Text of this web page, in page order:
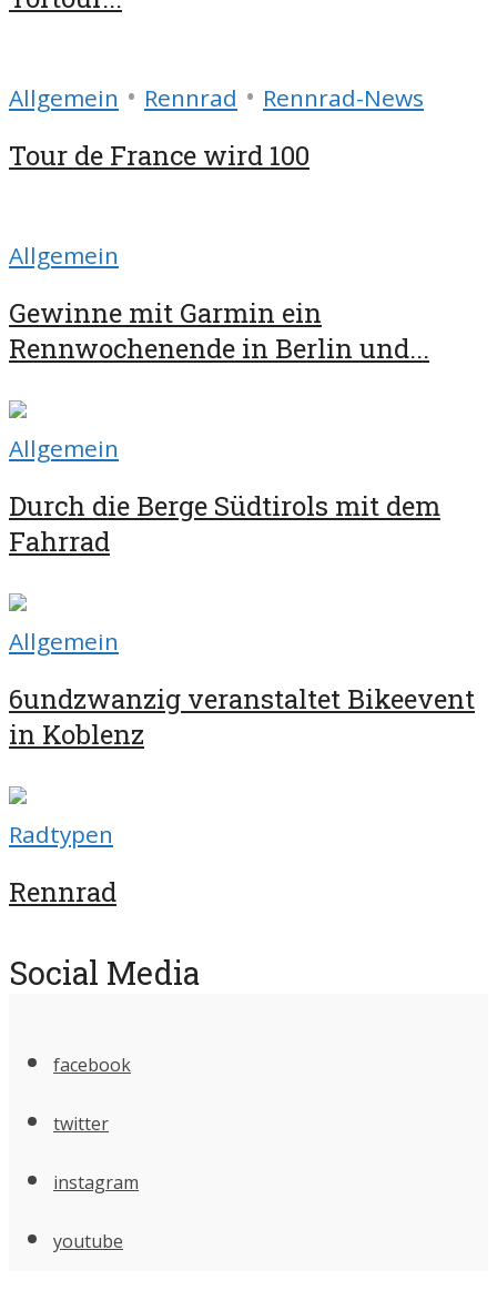
Allgemein • Rennrad • Rennrad-News
Tour de France wird 100
Allgemein
Gewinne mit Garmin ein
Rennwochenende in Berlin und...
Allgemein
Durch die Berge Südtirols mit dem
Fahrrad
Allgemein
6undzwanzig veranstaltet Bikeevent
in Koblenz
Radtypen
Rennrad
Social Media
facebook
twitter
instagram
youtube